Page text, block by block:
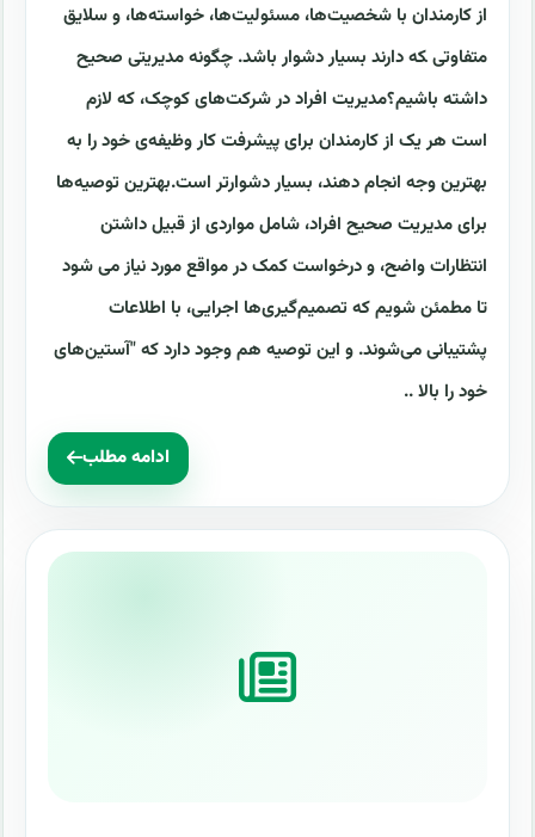
از کارمندان با شخصیت‌ها، مسئولیت‌ها، خواسته‌ها، و سلایق
متفاوتی ‍که دارند بسیار دشوار باشد. چگونه مدیریتی صحیح
داشته باشیم؟مدیریت افراد در شرکت‌های کوچک، که لازم
است هر یک از کارمندان برای پیشرفت کار وظیفه‌ی خود را به
بهترین وجه انجام دهند، بسیار دشوارتر است.بهترین توصیه‌ها
برای مدیریت صحیح افراد، شامل مواردی از قبیل داشتن
انتظارات واضح، و درخواست کمک در مواقع مورد نیاز می شود
تا مطمئن شویم که تصمیم‌گیری‌ها اجرایی، با اطلاعات
پشتیبانی می‌شوند. و این توصیه هم وجود دارد که "آستین‌های
خود را بالا ..
ادامه مطلب